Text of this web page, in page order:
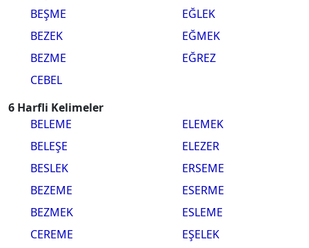
BEŞME
BEZEK
BEZME
CEBEL
EĞLEK
EĞMEK
EĞREZ
6 Harfli Kelimeler
BELEME
BELEŞE
BESLEK
BEZEME
BEZMEK
CEREME
ELEMEK
ELEZER
ERSEME
ESERME
ESLEME
EŞELEK